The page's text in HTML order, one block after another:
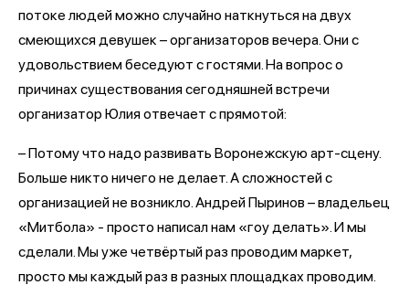
потоке людей можно случайно наткнуться на двух
смеющихся девушек – организаторов вечера. Они с
удовольствием беседуют с гостями. На вопрос о
причинах существования сегодняшней встречи
организатор Юлия отвечает с прямотой:
– Потому что надо развивать Воронежскую арт-сцену.
Больше никто ничего не делает. А сложностей с
организацией не возникло. Андрей Пыринов – владельец
«Митбола» - просто написал нам «гоу делать». И мы
сделали. Мы уже четвёртый раз проводим маркет,
просто мы каждый раз в разных площадках проводим.